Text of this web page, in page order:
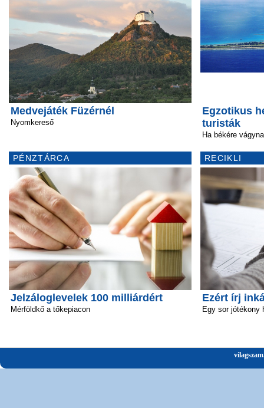
Medvejáték Füzérnél
Nyomkereső
PÉNZTÁRCA
Jelzáloglevelek 100 milliárdért
Mérföldkő a tőkepiacon
Egzotikus
turisták
Ha békére
RECIKLI
Ezért írj
Egy sor jótékony